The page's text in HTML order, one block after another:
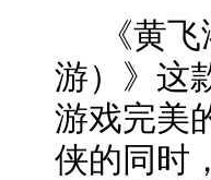
《黄
游）》这
游戏完美
侠的同时